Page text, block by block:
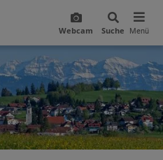
Webcam Suche Menü